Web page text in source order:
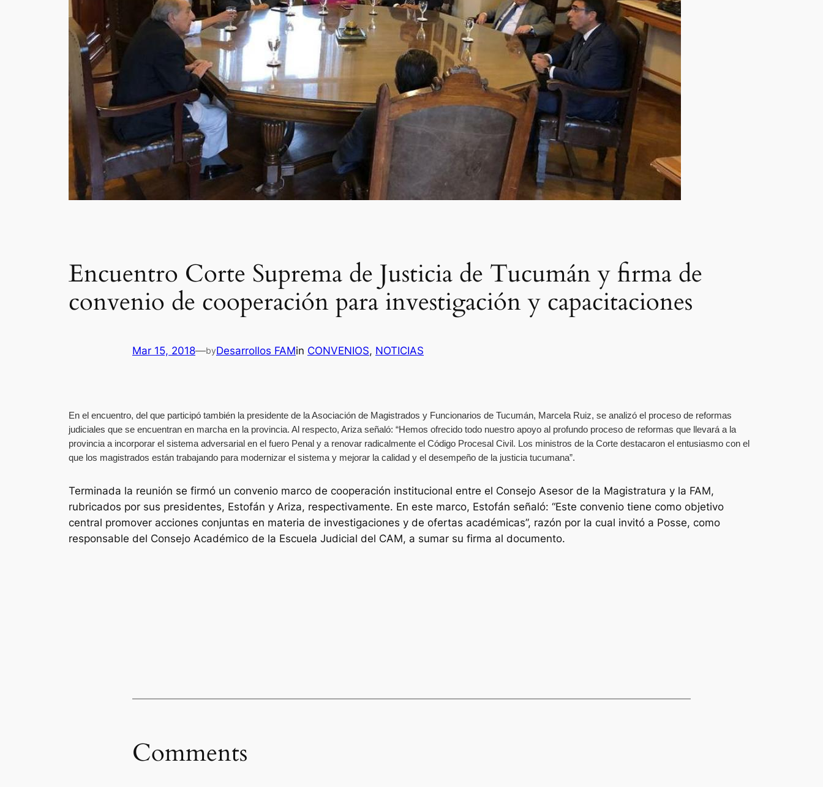
Encuentro Corte Suprema de Justicia de Tucumán y firma de
convenio de cooperación para investigación y capacitaciones
Mar 15, 2018—byDesarrollos FAMin CONVENIOS, NOTICIAS
En el encuentro, del que participó también la presidente de la Asociación de Magistrados y Funcionarios de Tucumán, Marcela Ruiz, se analizó el proceso de reformas
judiciales que se encuentran en marcha en la provincia. Al respecto, Ariza señaló: “Hemos ofrecido todo nuestro apoyo al profundo proceso de reformas que llevará a la
provincia a incorporar el sistema adversarial en el fuero Penal y a renovar radicalmente el Código Procesal Civil. Los ministros de la Corte destacaron el entusiasmo con el
que los magistrados están trabajando para modernizar el sistema y mejorar la calidad y el desempeño de la justicia tucumana”.
Terminada la reunión se firmó un convenio marco de cooperación institucional entre el Consejo Asesor de la Magistratura y la FAM,
rubricados por sus presidentes, Estofán y Ariza, respectivamente. En este marco, Estofán señaló: “Este convenio tiene como objetivo
central promover acciones conjuntas en materia de investigaciones y de ofertas académicas”, razón por la cual invitó a Posse, como
responsable del Consejo Académico de la Escuela Judicial del CAM, a sumar su firma al documento.
Comments